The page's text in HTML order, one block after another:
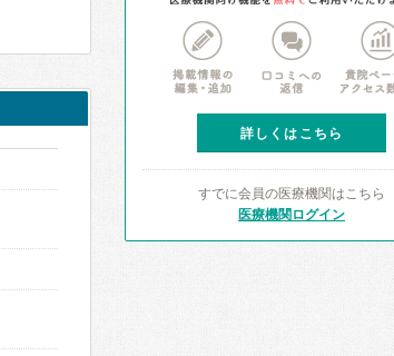
詳しくはこちら
すでに会員の医療機関はこちら
医療機関ログイン